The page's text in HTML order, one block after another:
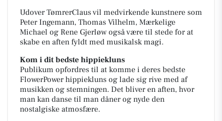
Udover TømrerClaus vil medvirkende kunstnere som
Peter Ingemann, Thomas Vilhelm, Mærkelige
Michael og Rene Gjerløw også være til stede for at
skabe en aften fyldt med musikalsk magi.
Kom i dit bedste hippiekluns
Publikum opfordres til at komme i deres bedste
FlowerPower hippiekluns og lade sig rive med af
musikken og stemningen. Det bliver en aften, hvor
man kan danse til man dåner og nyde den
nostalgiske atmosfære.